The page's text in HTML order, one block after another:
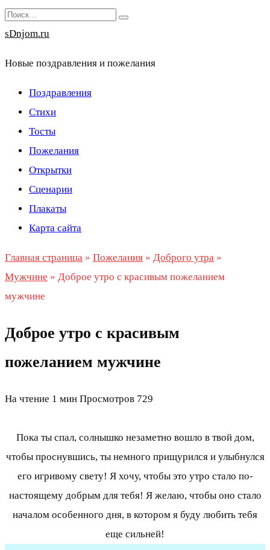
Перейти
к
Search
for:
sDnjom.ru
Новые поздравления и пожелания
Поздравления
Стихи
Тосты
Пожелания
Открытки
Сценарии
Плакаты
Карта сайта
Главная страница » Пожелания » Доброго утра »
Мужчине » Доброе утро с красивым пожеланием
мужчине
Доброе утро с красивым
пожеланием мужчине
На чтение 1 мин Просмотров 729
Пока ты спал, солнышко незаметно вошло в твой дом,
чтобы проснувшись, ты немного прищурился и улыбнулся
его игривому свету! Я хочу, чтобы это утро стало по-
настоящему добрым для тебя! Я желаю, чтобы оно стало
началом особенного дня, в котором я буду любить тебя
еще сильней!